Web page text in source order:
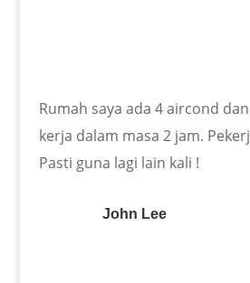
Rumah saya ada 4 aircond
kerja dalam masa 2 jam.
Pasti guna lagi lain kali !
John Lee